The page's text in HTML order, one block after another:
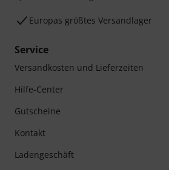
Europas größtes Versandlager
Service
Versandkosten und Lieferzeiten
Hilfe-Center
Gutscheine
Kontakt
Ladengeschäft